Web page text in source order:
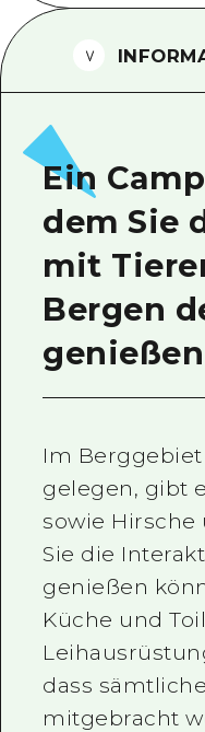
Ein
dem Sie
mit
Bergen
Im
gelegen, gibt
sowie Hirsche
Sie die
genießen
Küche und
dass
mitgebracht